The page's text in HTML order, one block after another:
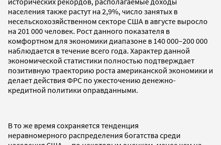
населения также растут на 2,9%, число занятых в
несельскохозяйственном секторе США в августе выросло
на 201 000 человек. Рост данного показателя в
комфортном для экономики диапазоне в 140000–200000
наблюдается в течение всего года. Характер данной
экономической статистики полностью подтверждает
позитивную траекторию роста американской экономики и
делает действия ФРС по ужесточению денежно-
кредитной политики оправданными.
В то же время сохраняется тенденция
неравномерного распределения богатства среди